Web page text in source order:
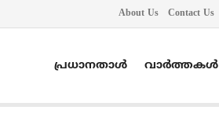
About Us Contact Us
പ്രധാനതാൾ വാർത്തകൾ